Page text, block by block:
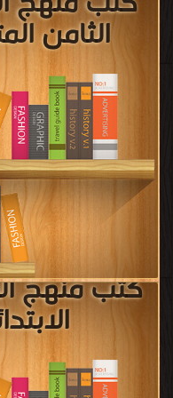
قراءة و تحميل كتب في كتب
[ 116 كتاب/كتب ]